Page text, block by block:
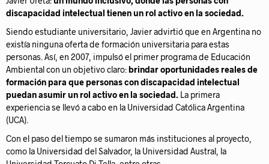
discapacidad intelectual tienen un rol activo en la sociedad.
Siendo estudiante universitario, Javier advirtió que en Argentina no
existía ninguna oferta de formación universitaria para estas
personas. Así, en 2007, impulsó el primer programa de Educación
Ambiental con un objetivo claro:brindar oportunidades reales de
formación para que personas con discapacidad intelectual
puedan asumir un rol activo en la sociedad. La primera
experiencia se llevó a cabo en la Universidad Católica Argentina
(UCA).
Con el paso del tiempo se sumaron más instituciones al proyecto,
como la Universidad del Salvador, la Universidad Austral, la